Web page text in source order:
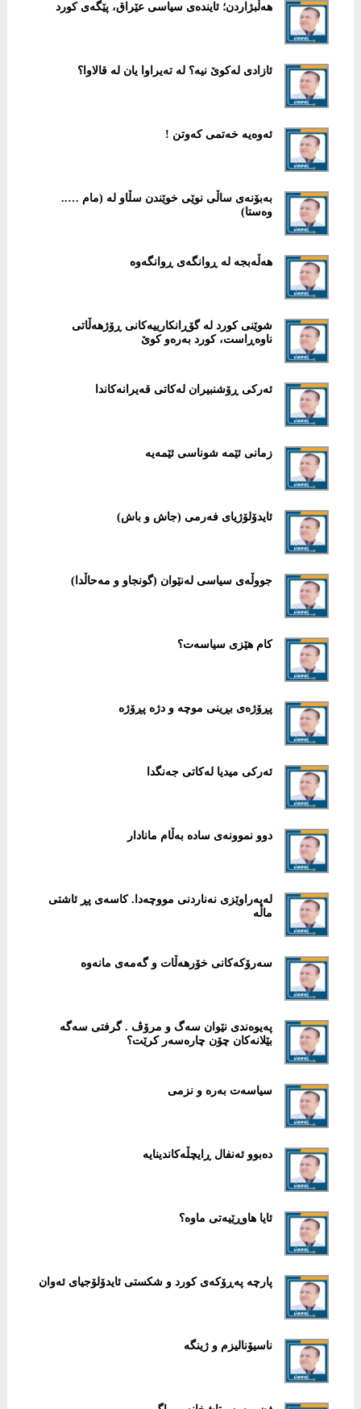
هەڵبژاردن؛ ئایندەی سیاسی عێراق، پێگەی كورد
ئازادی لەکوێ نیە؟ لە تەیراوا یان لە قالاوا؟
ئەوەیە خەتمی کەوتن !
بەبۆنەی ساڵی نوێی خوێندن سڵاو لە (مام …..
وەستا)
هەڵەبجە لە ڕوانگەی ڕوانگەوە
شوێنی کورد لە گۆڕانکارییەکانی ڕۆژهەڵاتی
ناوەڕاست، کورد بەرەو کوێ
ئەرکی ڕۆشنبیران لەکاتی قەیرانەکاندا
زمانی ئێمە شوناسی ئێمەیە
ئایدۆلۆژیای فەرمی (جاش و باش)
جووڵەی سیاسی لەنێوان (گونجاو و مەحاڵدا)
کام هێزی سیاسەت؟
پڕۆژەی بڕینی موچە و دژە پڕۆژە
ئەرکی میدیا لەکاتی جەنگدا
دوو نموونەی سادە بەڵام مانادار
لەپەراوێزی نەناردنی مووچەدا. کاسەی پڕ ئاشتی
ماڵە
سەرۆکەکانی خۆرهەڵات و گەمەی مانەوە
پەیوەندی نێوان سەگ و مرۆڤ . گرفتی سەگە
بێلانەکان چۆن چارەسەر کرێت؟
سیاسەت بەرە و نزمی
دەبوو ئەنفال ڕایچڵەکاندینایە
ئایا هاوڕێیەتی ماوە؟
پارچە پەڕۆکەی کورد و شکستی ئایدۆلۆجیای ئەوان
ناسیۆنالیزم و ژینگە